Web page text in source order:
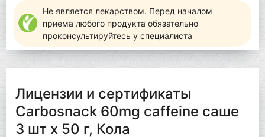
Не является лекарством. Перед началом
приема любого продукта обязательно
проконсультируйтесь у специалиста
Лицензии и сертификаты
Carbosnack 60mg caffeine саше
3 шт x 50 г, Кола